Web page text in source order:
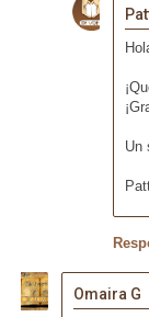
Un
Omaira G